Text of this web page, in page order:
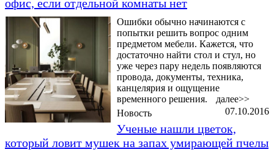
офис, если отдельной комнаты нет
Ошибки обычно начинаются с
попытки решить вопрос одним
предметом мебели. Кажется, что
достаточно найти стол и стул, но
уже через пару недель появляются
провода, документы, техника,
канцелярия и ощущение
временного решения.
далее>>
07.10.2016
Новость
Ученые нашли цветок,
который ловит мушек на запах умирающей пчелы